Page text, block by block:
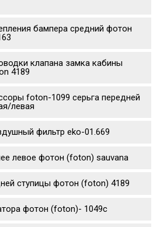
бампера средний фотон
клапана замка кабины
4189
foton-1099 серьга передней
левая
фильтр eko-01.669
левое фотон (foton) sauvana
ступицы фотон (foton) 4189
фотон (foton)- 1049с